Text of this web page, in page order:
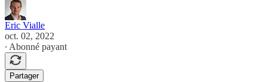
Eric Vialle
oct. 02, 2022
∙ Abonné payant
Partager